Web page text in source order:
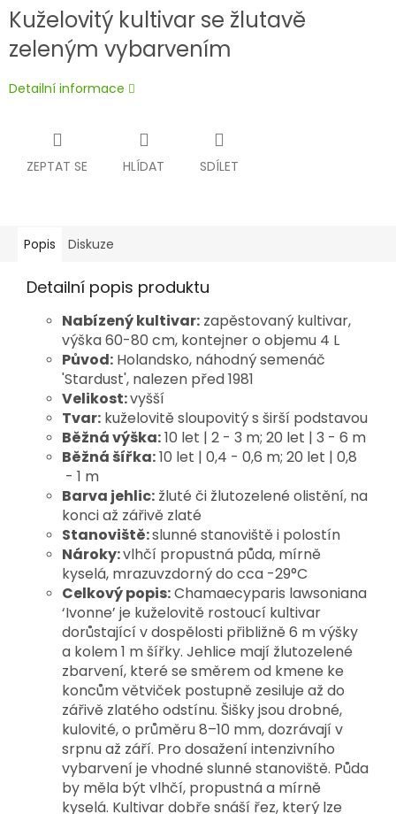
Kuželovitý kultivar se žlutavě
zeleným vybarvením
Detailní informace
ZEPTAT SE HLÍDAT SDÍLET
Popis Diskuze
Detailní popis produktu
Nabízený kultivar: zapěstovaný kultivar,
výška 60-80 cm, kontejner o objemu 4 L
Původ: Holandsko, náhodný semenáč
'Stardust', nalezen před 1981
Velikost:vyšší
Tvar: kuželovitě sloupovitý s širší podstavou
Běžná výška:10 let | 2 - 3 m; 20 let | 3 - 6 m
Běžná šířka:10 let | 0,4 - 0,6 m; 20 let | 0,8
- 1 m
Barva jehlic: žluté či žlutozelené olistění, na
konci až zářivě zlaté
Stanoviště:slunné stanoviště i polostín
Nároky:vlhčí propustná půda, mírně
kyselá, mrazuvzdorný do cca -29°C
Celkový popis:Chamaecyparis lawsoniana
‘Ivonne’ je kuželovitě rostoucí kultivar
dorůstající v dospělosti přibližně 6 m výšky
a kolem 1 m šířky. Jehlice mají žlutozelené
zbarvení, které se směrem od kmene ke
koncům větviček postupně zesiluje až do
zářivě zlatého odstínu. Šišky jsou drobné,
kulovité, o průměru 8–10 mm, dozrávají v
srpnu až září. Pro dosažení intenzivního
vybarvení je vhodné slunné stanoviště. Půda
by měla být vlhčí, propustná a mírně
kyselá. Kultivar dobře snáší řez, který lze